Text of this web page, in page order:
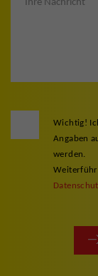
Wichtig!
Angaben
werden.